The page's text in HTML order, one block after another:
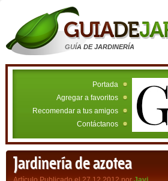
GUÍA DE JARDINERÍA
Portada
Agregar a favoritos
Recomendar a tus amigos
Contáctanos
Jardinería de azotea